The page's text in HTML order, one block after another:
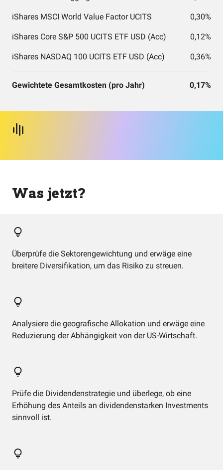
iShares MSCI World Value Factor UCITS 0,30%
iShares Core S&P 500 UCITS ETF USD (Acc) 0,12%
iShares NASDAQ 100 UCITS ETF USD (Acc) 0,36%
Gewichtete Gesamtkosten (pro Jahr) 0,17%
Was jetzt?
Überprüfe die Sektorengewichtung und erwäge eine
breitere Diversifikation, um das Risiko zu streuen.
Analysiere die geografische Allokation und erwäge eine
Reduzierung der Abhängigkeit von der US-Wirtschaft.
Prüfe die Dividendenstrategie und überlege, ob eine
Erhöhung des Anteils an dividendenstarken Investments
sinnvoll ist.